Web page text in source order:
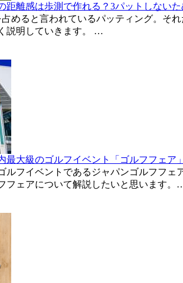
距離感は歩測で作れる？3パットしない
占めると言われているパッティング。そ
説明していきます。 …
最大級のゴルフイベント「ゴルフフェア
ルフイベントであるジャパンゴルフフ
フェアについて解説したいと思います。